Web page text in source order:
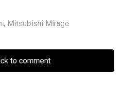
, Mitsubishi Mirage
to comment